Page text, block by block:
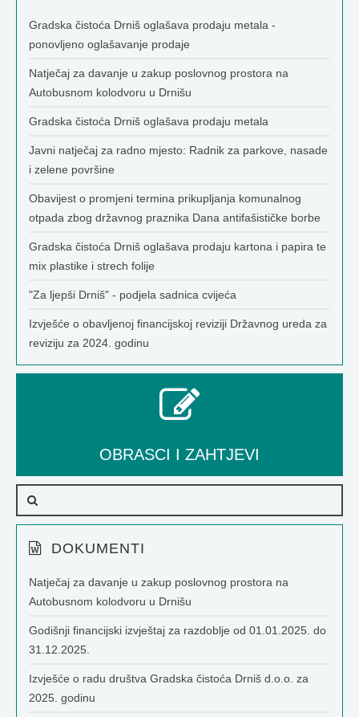
Gradska čistoća Drniš oglašava prodaju metala -
ponovljeno oglašavanje prodaje
Natječaj za davanje u zakup poslovnog prostora na
Autobusnom kolodvoru u Drnišu
Gradska čistoća Drniš oglašava prodaju metala
Javni natječaj za radno mjesto: Radnik za parkove, nasade
i zelene površine
Obavijest o promjeni termina prikupljanja komunalnog
otpada zbog državnog praznika Dana antifašističke borbe
Gradska čistoća Drniš oglašava prodaju kartona i papira te
mix plastike i strech folije
"Za ljepši Drniš" - podjela sadnica cvijeća
Izvješće o obavljenoj financijskoj reviziji Državnog ureda za
reviziju za 2024. godinu
OBRASCI I ZAHTJEVI
DOKUMENTI
Natječaj za davanje u zakup poslovnog prostora na
Autobusnom kolodvoru u Drnišu
Godišnji financijski izvještaj za razdoblje od 01.01.2025. do
31.12.2025.
Izvješće o radu društva Gradska čistoća Drniš d.o.o. za
2025. godinu